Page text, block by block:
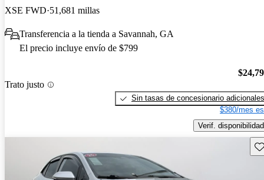
XSE FWD 51,681 millas
Transferencia a la tienda a Savannah, GA
El precio incluye envío de $799
Trato justo
Sin tasas de concesionario adicionales
$380/mes
Verif. disponibilidad